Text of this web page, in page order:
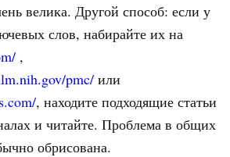
велика. Другой способ: если у
слов, набирайте их на
,
pmc/ или
, находите подходящие статьи
и читайте. Проблема в общих
обрисована.